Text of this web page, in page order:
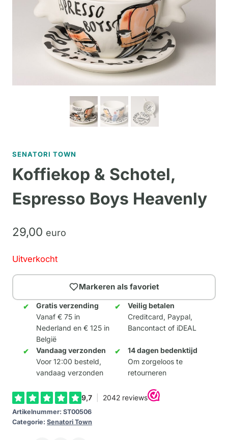
SENATORI TOWN
Koffiekop & Schotel,
Espresso Boys Heavenly
29,00 euro
Uitverkocht
Markeren als favoriet
Gratis verzending
Vanaf € 75 in
Nederland en € 125 in
België
Veilig betalen
Creditcard, Paypal,
Bancontact of iDEAL
Vandaag verzonden
Voor 12:00 besteld,
vandaag verzonden
14 dagen bedenktijd
Om zorgeloos te
retourneren
Artikelnummer: ST00506
Categorie: Senatori Town